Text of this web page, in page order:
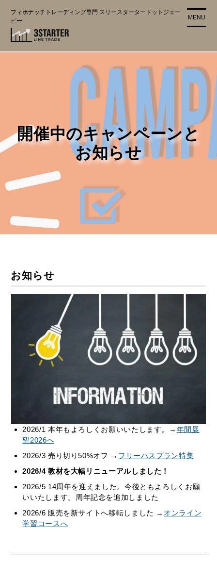
フィボナッチトレーディング専門 スリースタータードットジェー
ピー
MENU
開催中のキャンペーンと
お知らせ
お知らせ
2026/1 本年もよろしくお願いいたします。→ 年間展
望2026へ
2026/3 売り切り50%オフ → フリーパスプラン特集
2026/4 教材を大幅リニューアルしました！
2026/5 14周年を迎えました。今後ともよろしくお願
いいたします。周年記念を追加しました
2026/6 販売を新サイトへ移転しました → オンライン
学習コースへ